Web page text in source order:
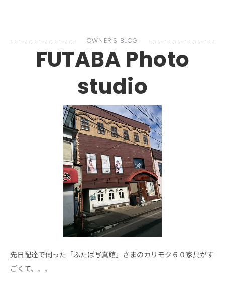
OWNER'S BLOG
FUTABA Photo
studio
先日配達で伺った「ふたば写真館」さまのカリモク６０家具がす
ごくて、、、